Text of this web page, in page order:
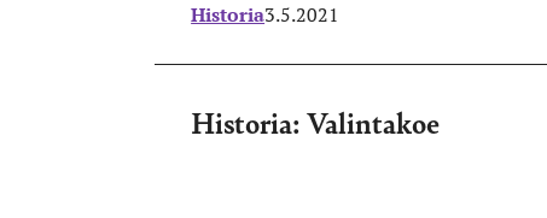
Historia3.5.2021
Historia: Valintakoe